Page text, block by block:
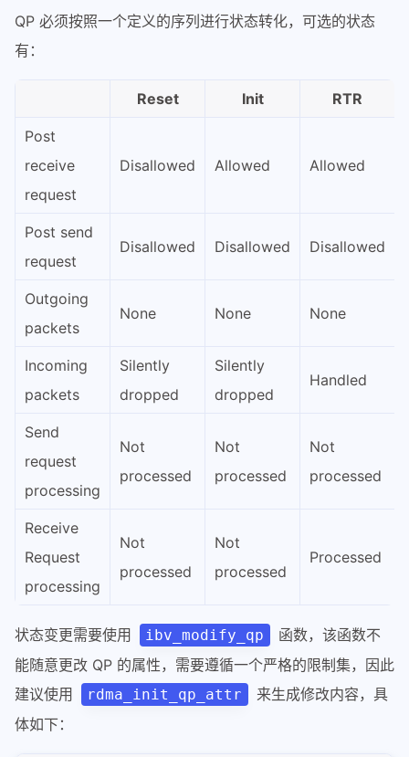
18
19
uint8_t
uint8_t
QP 必须按照一个定义的序列进行状态转化，可选的状态
有：
Reset Init RTR
Post
receive
request
Disallowed Allowed Allowed
Post send
request
Disallowed Disallowed Disallowed
Outgoing
packets
None None None
Incoming
packets
Silently
dropped
Silently
dropped
Handled
Send
request
processing
Not
processed
Not
processed
Not
processed
Receive
Request
processing
Not
processed
Not
processed
Processed
状态变更需要使用 ibv_modify_qp
函数，该函数不
能随意更改 QP 的属性，需要遵循一个严格的限制集，因此
建议使用
rdma_init_qp_attr
来生成修改内容，具
体如下：